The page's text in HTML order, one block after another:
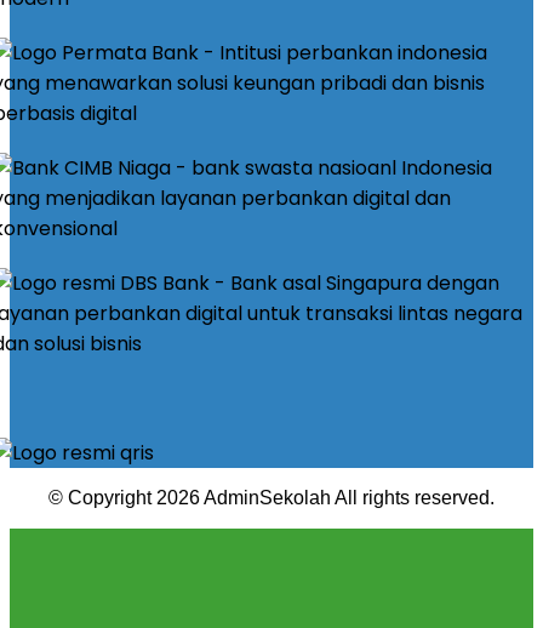
© Copyright 2026 AdminSekolah All rights reserved.